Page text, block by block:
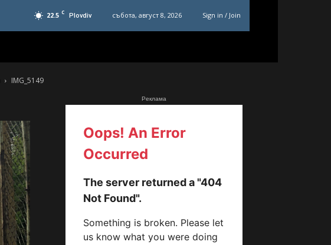
22.5 C Plovdiv събота, август 8, 2026 Sign in / Join
IMG_5149
Реклама